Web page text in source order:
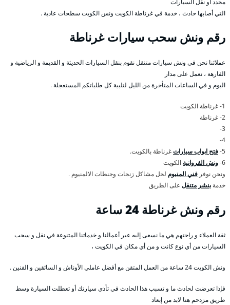
التي أصابها حادث ، خدمة في غرناطة الكويت ونس الكويت سطحات عادية .
رقم ونش سحب سيارات غرناطة
عملائنا نحن في ونش سيارات متنقل نقوم بنقل السيارات الحديثة و القديمة و الرياضية و
الفارهة ، نعمل على مدار
اليوم و في الساعات المتأخرة من الليل لتلبية كل طلباتكم المستعجلة .
1- غرناطة الكويت
2- غرناطة
3-
4-
5- فتح ابواب سياراتغرناطة بالكويت.
6- ونش الفروانية الكويت
ونحن نوفر فني المنيوم لحل مشاكل زنجات وجنطات الالمنيوم .
خدمة بنشر متنقل على الطريق
رقم ونش غرناطة 24 ساعة
ثقة العملاء و راحتهم هي ما نسعى إليه عبر أعمالنا و خدماتنا المتنوعة في نقل و سحب
السيارات من أي نوع كانت و من أي مكان في الكويت ،
ونش الكويت 24 ساعة من العمل المتقن مع أفضل عاملي الأوناش و السائقين و الفنين .
فإذا تعرضت لحادث ما و تسبب هذا الحادث في تأذي سيارتك أو تعطلت السيارة وسط
طريق مزدحم هنا لابد من إبعاد